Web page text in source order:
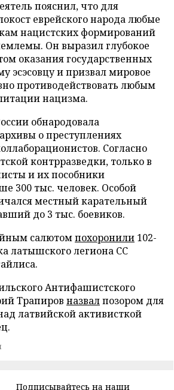
пояснил, что для
еврейского народа любые
нацистских формирований
Он выразил глубокое
оказания государственных
эсэсовцу и призвал мировое
противодействовать любым
нацизма.
обнародовала
о преступлениях
Согласно
контрразведки, только в
и их пособники
300 тыс. человек. Особой
местный карательный
до 3 тыс. боевиков.
салютомпохоронили 102-
латышского легиона СС
Антифашистского
Трапиров назвалпозором для
латвийской активисткой
Подписывайтесь на наши